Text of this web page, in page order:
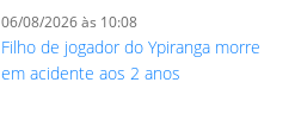
06/08/2026 às 10:08
Filho de jogador do Ypiranga morre
em acidente aos 2 anos